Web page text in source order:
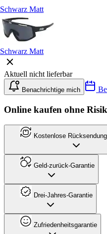
Schwarz Matt
Schwarz Matt
Aktuell nicht lieferbar
Benachrichtige mich
Online kaufen ohne
Kostenlose
Geld-zurück-Garantie
Drei-Jahres-Garantie
Zufriedenheitsgarantie